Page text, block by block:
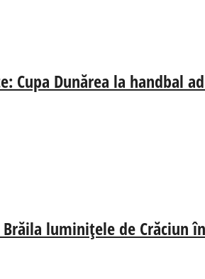
Cupa Dunărea la handbal
luminițele de Crăciun